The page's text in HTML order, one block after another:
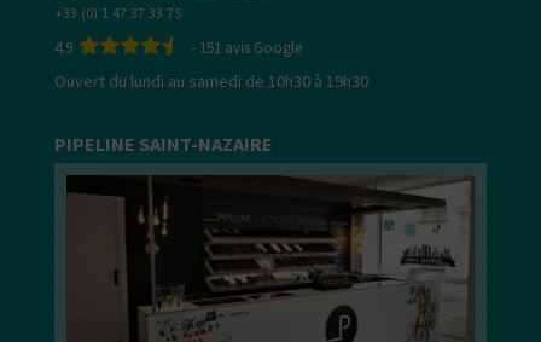
+33 (0) 1 47 37 33 75
4.9 - 151 avis Google
Ouvert du lundi au samedi de 10h30 à 19h30
PIPELINE SAINT-NAZAIRE